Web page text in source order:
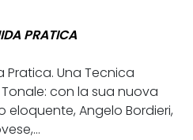
PRATICA
Pratica. Una Tecnica
Tonale: con la sua nuova
Angelo Bordieri,